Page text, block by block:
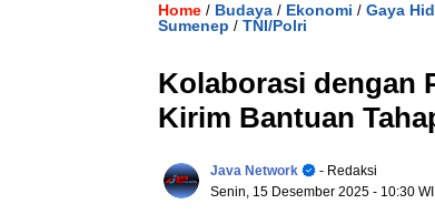
Home / Budaya / Ekonomi / Gaya
Sumenep / TNI/Polri
Kolaborasi dengan
Kirim Bantuan
Java Network
- Redaksi
Senin, 15 Desember 2025 - 10:30